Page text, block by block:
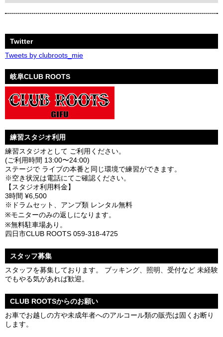
Twitter
Tweets by clubroots_mie
岐阜CLUB ROOTS
練習スタジオ利用
練習スタジオとして ご利用ください。
(ご利用時間 13:00〜24:00)
ステージで ライブの本番と同じ環境で練習ができます。
※空き状況は電話にてご確認ください。
【スタジオ利用料金】
3時間 ¥6,500
※ドラムセット、アンプ類 レンタル無料
※モニターのみの返しになります。
※無料駐車場あり。
四日市CLUB ROOTS 059-318-4725
スタッフ募集
スタッフを募集しております。 ブッキング、照明、受付など 未経験
でもやる気があれば歓迎。
CLUB ROOTSからのお願い
お車でお越しの方や未成年者へのアルコール類の販売は固くお断り
します。